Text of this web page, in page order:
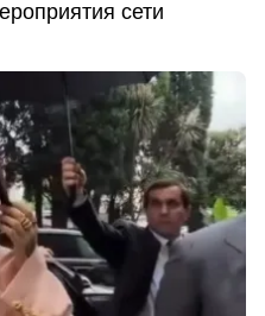
сети